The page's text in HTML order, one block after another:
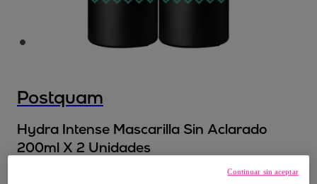
Postquam
Hydra Intense Mascarilla Sin Aclarado
200ml X 2 Unidades
Continuar sin aceptar